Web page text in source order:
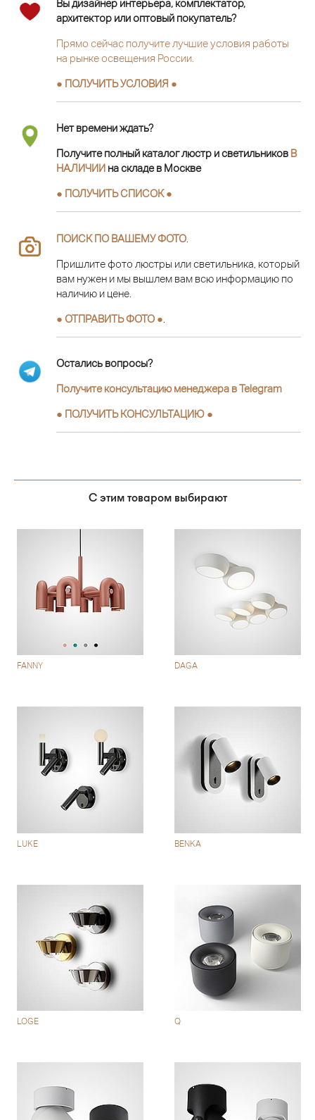
Вы дизайнер интерьера, комплектатор,
архитектор или оптовый покупатель?
Прямо сейчас получите лучшие условия работы
на рынке освещения России.
● ПОЛУЧИТЬ УСЛОВИЯ ●
Нет времени ждать?
Получите полный каталог люстр и светильников В
НАЛИЧИИ на складе в Москве
● ПОЛУЧИТЬ СПИСОК ●
ПОИСК ПО ВАШЕМУ ФОТО
Пришлите фото люстры или светильника, который
вам нужен и мы вышлем вам всю информацию по
наличию и цене.
● ОТПРАВИТЬ ФОТО ●
Остались вопросы?
Получите консультацию менеджера в Telegram
● ПОЛУЧИТЬ КОНСУЛЬТАЦИЮ ●
С этим товаром выбирают
FANNY DAGA
LUKE BENKA
LOGE Q